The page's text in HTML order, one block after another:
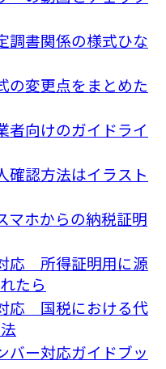
書関係の様式ひな
変更点をまとめた
向けのガイドライ
認方法はイラスト
マホからの納税証明
応 所得証明用に源
たら
応 国税における代
バー対応ガイドブッ